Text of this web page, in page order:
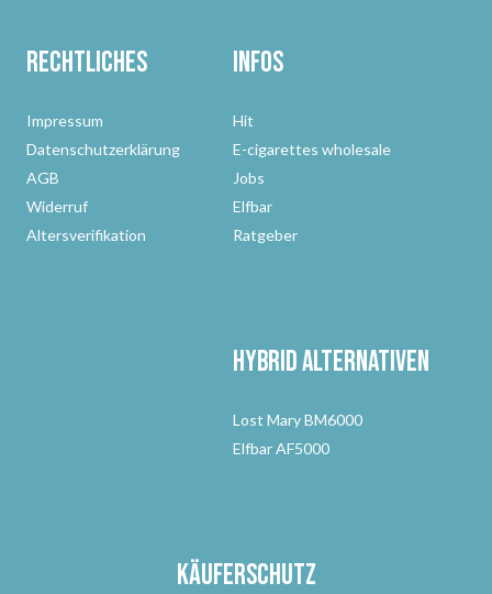
Rechtliches
Impressum
Datenschutzerklärung
AGB
Widerruf
Altersverifikation
Infos
Hit
E-cigarettes wholesale
Jobs
Elfbar
Ratgeber
Hybrid Alternativen
Lost Mary BM6000
Elfbar AF5000
Käuferschutz